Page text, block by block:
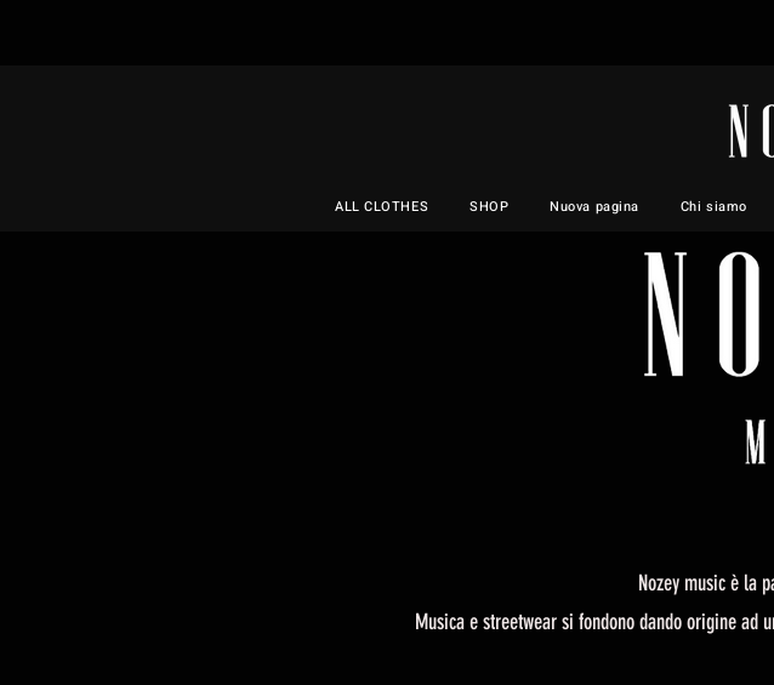
Nozey music è la
Musica e streetwear si fondono dando origine ad
ALL CLOTHES SHOP Nuova pagina Chi siamo